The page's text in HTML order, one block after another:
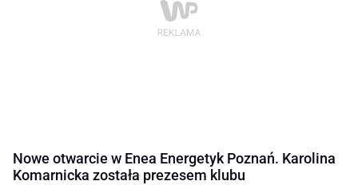
Nowe otwarcie w Enea Energetyk Poznań. Karolina
Komarnicka została prezesem klubu